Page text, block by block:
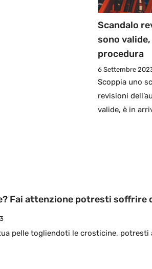
Scandalo
sono
procedura
6 Settembre
Scoppia uno
revisioni
valide, è in
Fai attenzione potresti soffrire
pelle togliendoti le crosticine, potresti